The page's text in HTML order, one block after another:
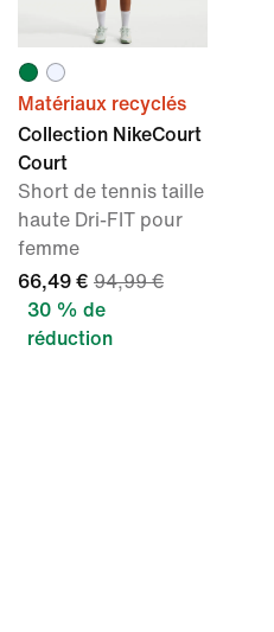
Matériaux recyclés
Collection NikeCourt
Court
Short de tennis taille
haute Dri-FIT pour
femme
66,49 € 94,99 €
30 % de
réduction